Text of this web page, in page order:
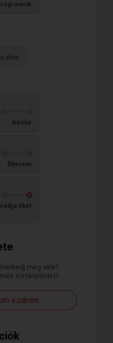
meg vele!
történetedet!
a párom
élne
Káosz
Étterem
őket